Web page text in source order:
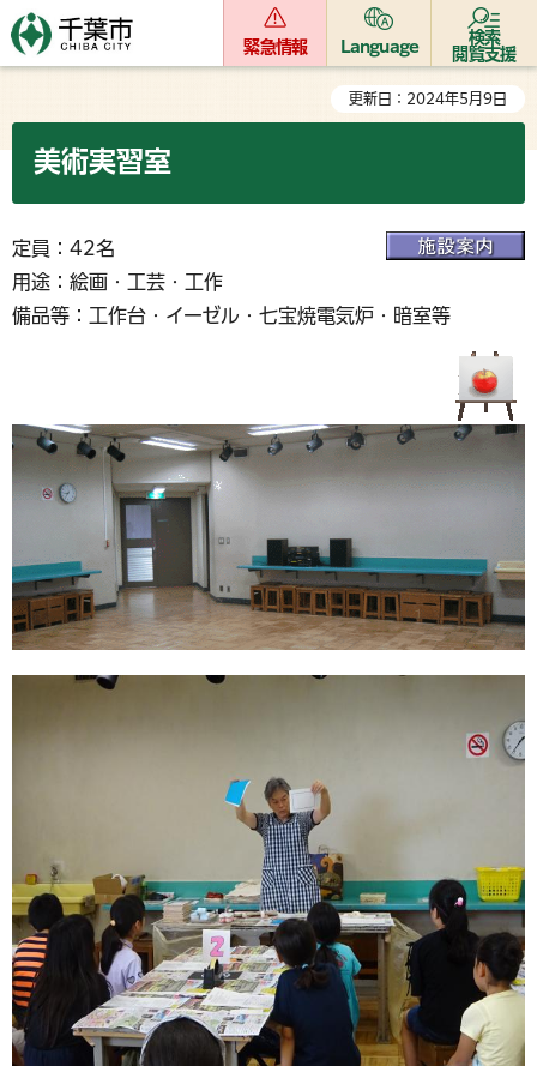
緊急情報 Language
検索
閲覧支援
更新日：2024年5月9日
美術実習室
定員：42名
用途：絵画・工芸・工作
備品等：工作台・イーゼル・七宝焼電気炉・暗室等